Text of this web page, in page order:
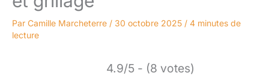
Par Camille Marcheterre / 30 octobre 2025 / 4 minutes de
lecture
4.9/5 - (8 votes)